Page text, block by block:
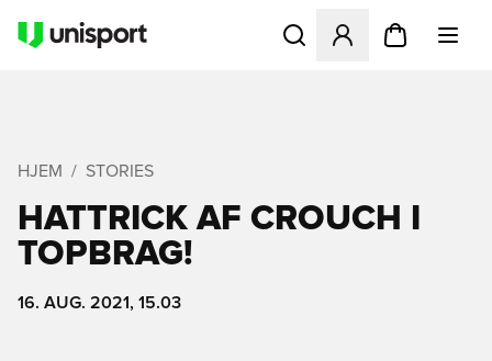
Åbner en Modal til at
HJEM STORIES
HATTRICK AF CROUCH I
TOPBRAG!
16. AUG. 2021, 15.03